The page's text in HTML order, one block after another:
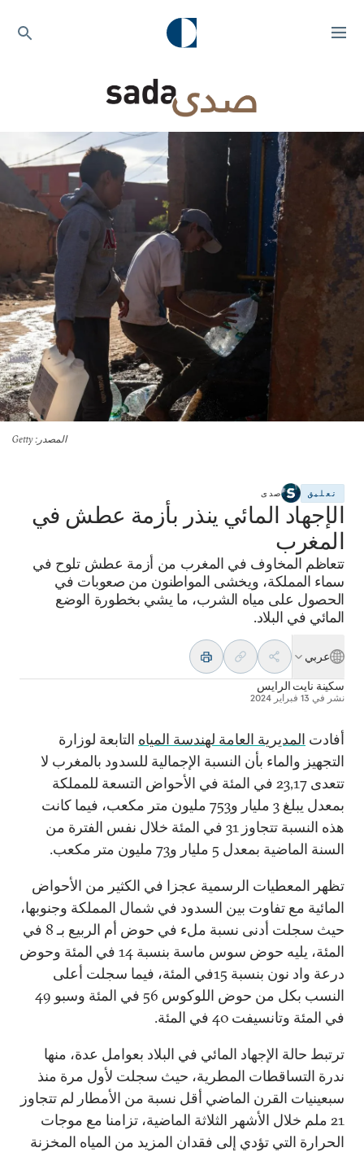
المصدر : Getty
تعليق صدى
الإجهاد المائي ينذر بأزمة عطش في
المغرب
تتعاظم المخاوف في المغرب من أزمة عطش تلوح في
سماء المملكة، ويخشى المواطنون من صعوبات في
الحصول على مياه الشرب، ما يشي بخطورة الوضع
المائي في البلاد.
عربي
سكينة نايت الرايس
نشر في 13 فبراير 2024
أفادت المديرية العامة لهندسة المياه التابعة لوزارة
التجهيز والماء بأن النسبة الإجمالية للسدود بالمغرب لا
تتعدى 23,17 في المئة في الأحواض التسعة للمملكة
بمعدل يبلغ 3 مليار و753 مليون متر مكعب، فيما كانت
هذه النسبة تتجاوز 31 في المئة خلال نفس الفترة من
السنة الماضية بمعدل 5 مليار و73 مليون متر مكعب.
تظهر المعطيات الرسمية عجزا في الكثير من الأحواض
المائية مع تفاوت بين السدود في شمال المملكة وجنوبها،
حيث سجلت أدنى نسبة ملء في حوض أم الربيع بـ 8 في
المئة، يليه حوض سوس ماسة بنسبة 14 في المئة وحوض
درعة واد نون بنسبة 15في المئة، فيما سجلت أعلى
النسب بكل من حوض اللوكوس 56 في المئة وسبو 49
في المئة وتانسيفت 40 في المئة.
ترتبط حالة الإجهاد المائي في البلاد بعوامل عدة، منها
ندرة التساقطات المطرية، حيث سجلت لأول مرة منذ
سبعينيات القرن الماضي أقل نسبة من الأمطار لم تتجاوز
21 ملم خلال الأشهر الثلاثة الماضية، تزامنا مع موجات
الحرارة التي تؤدي إلى فقدان المزيد من المياه المخزنة